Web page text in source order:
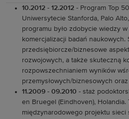
10.2012 - 12.2012 - Program Top
Uniwersytecie Stanforda, Palo
programu było zdobycie wiedzy
komercjalizacji badań naukowych.
przedsiębiorcze/biznesowe
rozwojowych, a także skuteczną
rozpowszechnianiem wyników
przemysłowych/biznesowych oraz
11.2009 - 09.2010 - staż
en Bruegel (Eindhoven), Holandia.
międzynarodowego projektu sieci